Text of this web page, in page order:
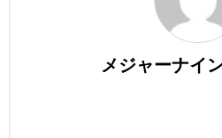
メジャーナイ